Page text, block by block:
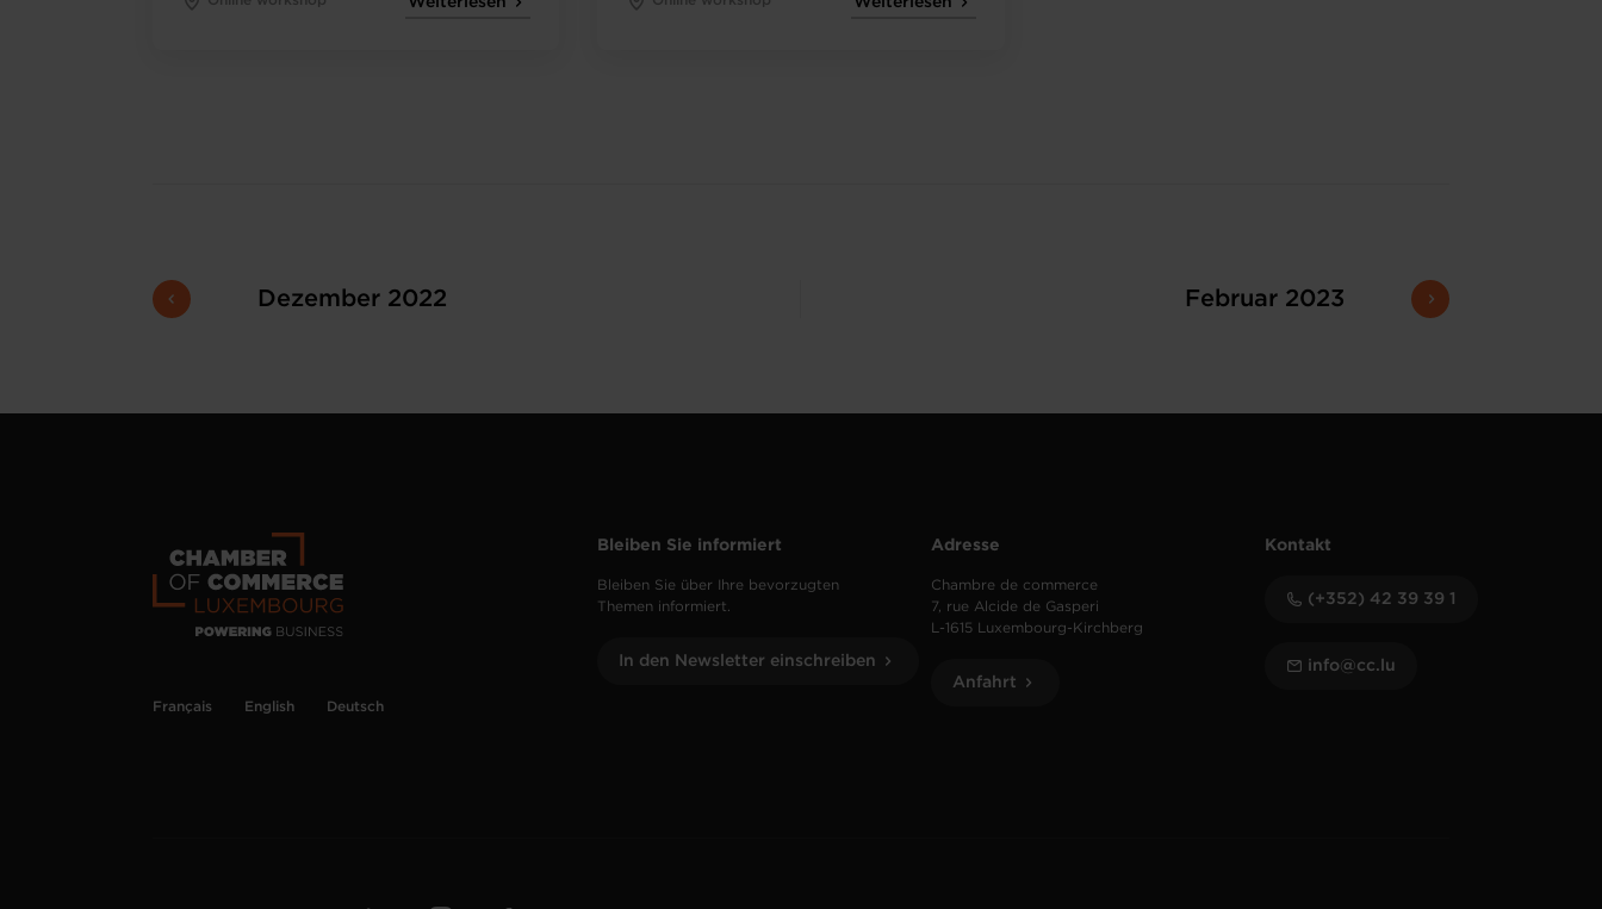
Dezember 2022 Februar 2023
Français English Deutsch
Bleiben Sie informiert
Bleiben Sie über Ihre bevorzugten
Themen informiert.
In den Newsletter einschreiben
Adresse
Chambre de commerce
7, rue Alcide de Gasperi
L-1615 Luxembourg-Kirchberg
Anfahrt
Kontakt
(+352) 42 39 39 1
info@cc.lu